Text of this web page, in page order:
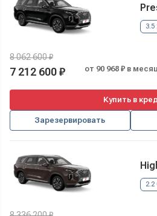
3.5
8 062 600 ₽
7 212 600 ₽ от 90 968 ₽ в
Купить в
Зарезервировать
2.2